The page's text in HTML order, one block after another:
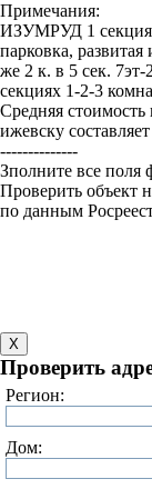
Примечания:
ИЗУМРУД 1 секция,
парковка,
же 2 к. в 5 сек.
секциях 1-2-3
Средняя
ижевску
--------------
Зполните все
Проверить объект
по данным
X
Проверить
Регион:
Дом: